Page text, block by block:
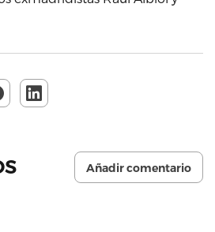
Añadir comentario